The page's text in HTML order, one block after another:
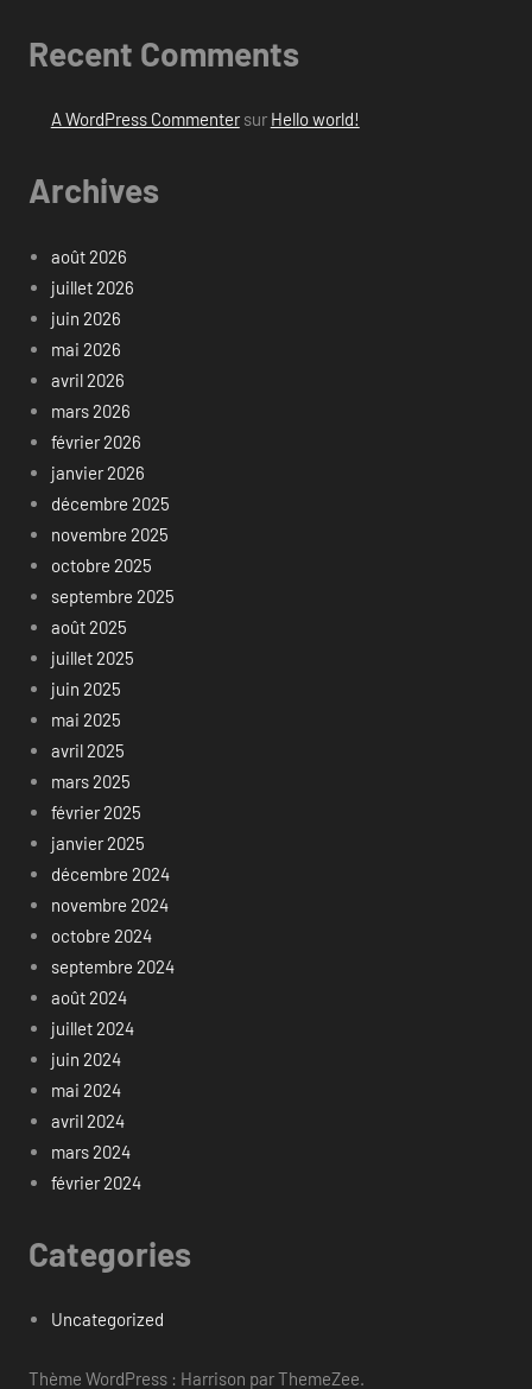
Recent Comments
A WordPress Commentersur Hello world!
Archives
août 2026
juillet 2026
juin 2026
mai 2026
avril 2026
mars 2026
février 2026
janvier 2026
décembre 2025
novembre 2025
octobre 2025
septembre 2025
août 2025
juillet 2025
juin 2025
mai 2025
avril 2025
mars 2025
février 2025
janvier 2025
décembre 2024
novembre 2024
octobre 2024
septembre 2024
août 2024
juillet 2024
juin 2024
mai 2024
avril 2024
mars 2024
février 2024
Categories
Uncategorized
Thème WordPress : Harrison par ThemeZee.